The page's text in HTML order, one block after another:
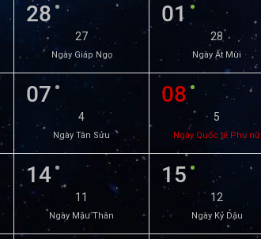
28
27
Ngày Giáp Ngọ
01
28
Ngày Ất Mùi
07
4
Ngày Tân Sửu
08
5
Ngày Quốc tế Phụ nữ
14
11
Ngày Mậu Thân
15
12
Ngày Kỷ Dậu